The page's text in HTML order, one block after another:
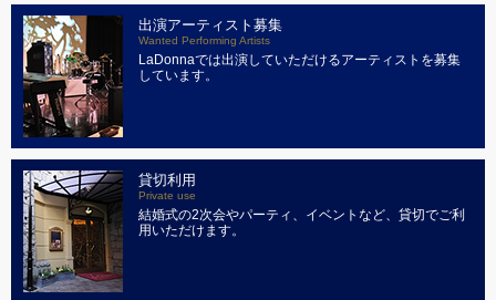
出演アーティスト募集
Wanted Performing Artists
LaDonnaでは出演していただけるアーティストを募集
しています。
貸切利用
Private use
結婚式の2次会やパーティ、イベントなど、貸切でご利
用いただけます。